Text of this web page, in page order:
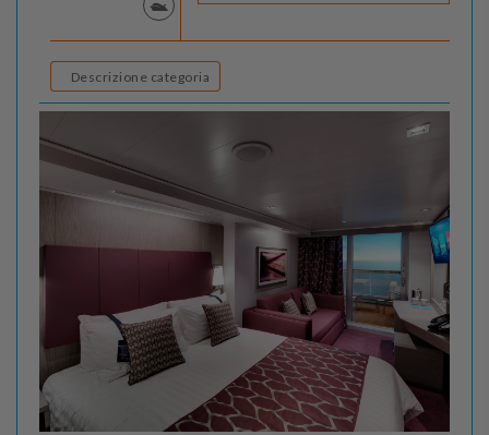
Descrizione categoria